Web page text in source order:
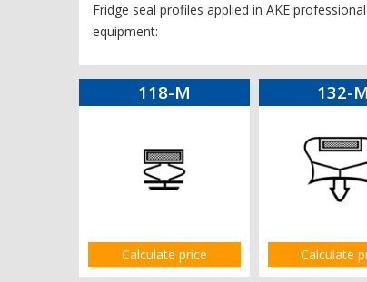
Fridge seal profiles applied in AKE
equipment:
118-M
Calculate price
132-M
Calculate